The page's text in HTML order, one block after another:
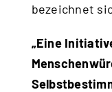
bezeichnet
„Eine